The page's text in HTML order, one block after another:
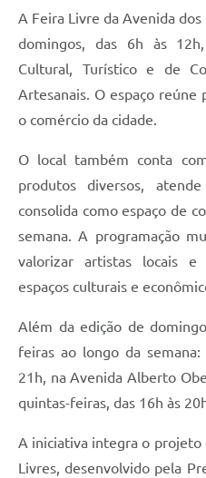
A Feira Livre da Avenida
domingos, das 6h às
Cultural, Turístico e de
Artesanais. O espaço
o comércio da cidade.
O local também conta
produtos diversos,
consolida como espaço de
semana. A programação
valorizar artistas locais
espaços culturais e
Além da edição de
feiras ao longo da
21h, na Avenida Alberto
quintas-feiras, das 16h às
A iniciativa integra o projeto
Livres, desenvolvido pela